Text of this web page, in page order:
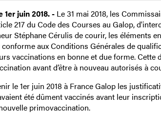
juin 2018. - Le 31 mai 2018, les
217 du Code des Courses au Galop,
Stéphane Cérulis de courir, les éléments
aux Conditions Générales de
vaccinations en bonne et due forme. Cette
avant d’être à nouveau autorisés à
le 1er juin 2018 à France Galop les
été dûment vaccinés avant leur
primovaccination.